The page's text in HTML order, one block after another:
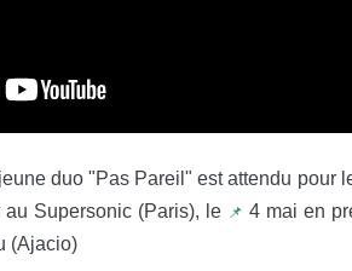
duo "Pas Pareil" est attendu pour
au Supersonic (Paris), le 📌4 mai en
(Ajacio)